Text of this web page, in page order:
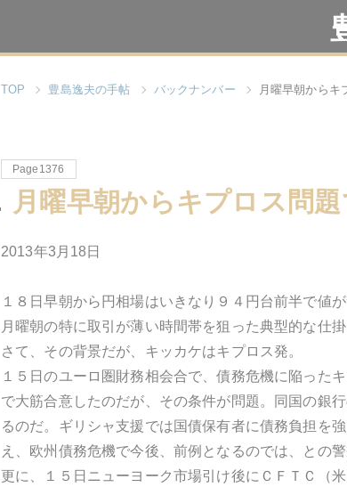
TOP 豊島逸夫の手帖 バックナンバー 月曜早朝からキ
Page1376
月曜早朝からキプロス問
2013年3月18日
１８日早朝から円相場はいきなり９４円台前半で値
月曜朝の特に取引が薄い時間帯を狙った典型的な仕
さて、その背景だが、キッカケはキプロス発。
１５日のユーロ圏財務相会合で、債務危機に陥った
で大筋合意したのだが、その条件が問題。同国の銀
るのだ。ギリシャ支援では国債保有者に債務負担を
え、欧州債務危機で今後、前例となるのでは、との
更に、１５日ニューヨーク市場引け後にＣＦＴＣ（